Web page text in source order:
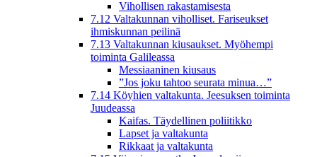
Vihollisen rakastamisesta
7.12 Valtakunnan viholliset. Fariseukset
ihmiskunnan peilinä
7.13 Valtakunnan kiusaukset. Myöhempi
toiminta Galileassa
Messiaaninen kiusaus
”Jos joku tahtoo seurata minua…”
7.14 Köyhien valtakunta. Jeesuksen toiminta
Juudeassa
Kaifas. Täydellinen poliitikko
Lapset ja valtakunta
Rikkaat ja valtakunta